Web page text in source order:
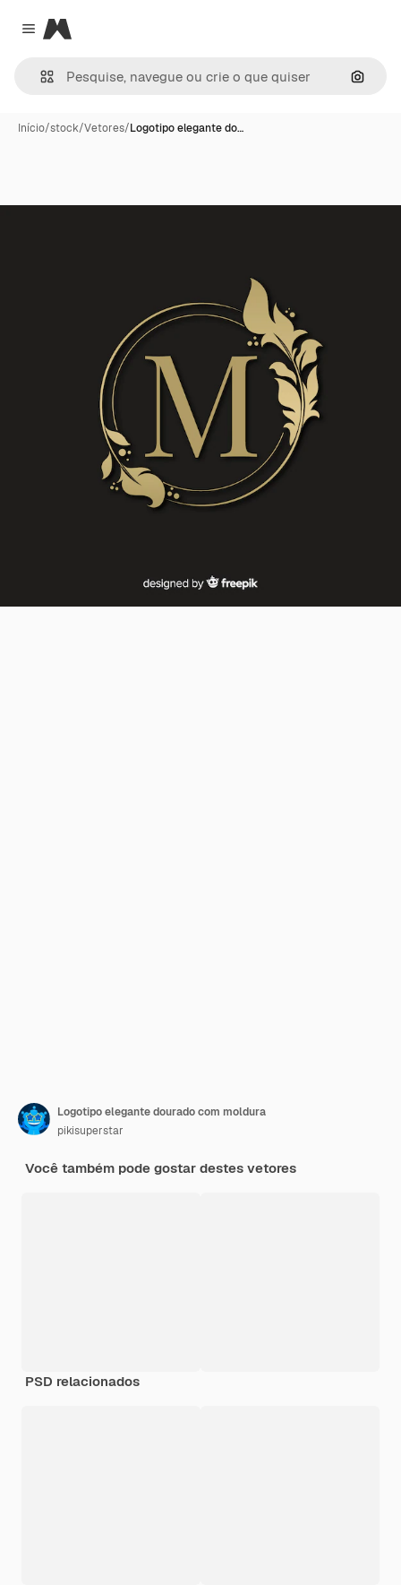
Close menu
Magnific
Início/stock/Vetores/Logotipo elegante do…
Logotipo elegante dourado com moldura
pikisuperstar
Você também pode gostar destes vetores
PSD relacionados